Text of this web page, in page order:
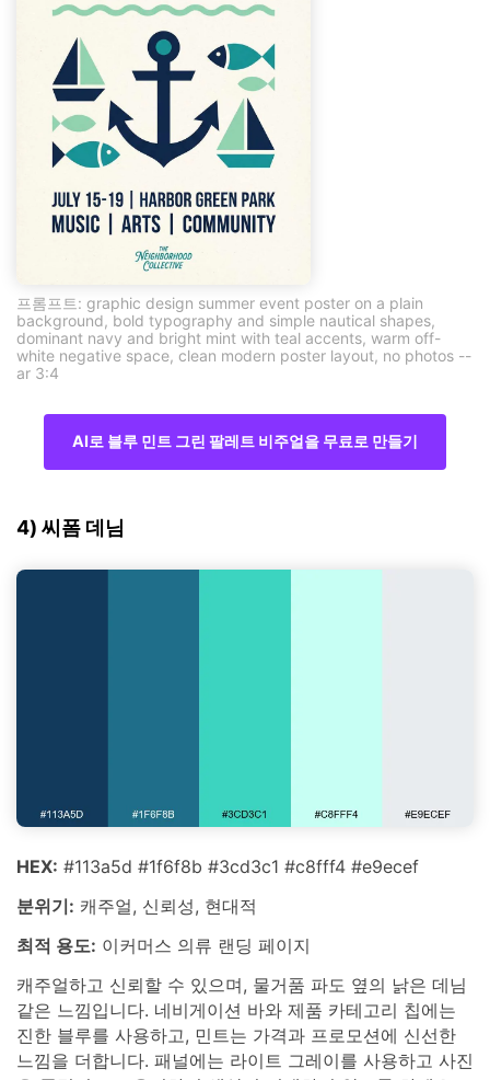
프롬프트: graphic design summer event poster on a plain
background, bold typography and simple nautical shapes,
dominant navy and bright mint with teal accents, warm off-
white negative space, clean modern poster layout, no photos --
ar 3:4
AI로 블루 민트 그린 팔레트 비주얼을 무료로 만들기
4) 씨폼 데님
HEX: #113a5d #1f6f8b #3cd3c1 #c8fff4 #e9ecef
분위기: 캐주얼, 신뢰성, 현대적
최적 용도: 이커머스 의류 랜딩 페이지
캐주얼하고 신뢰할 수 있으며, 물거품 파도 옆의 낡은 데님
같은 느낌입니다. 네비게이션 바와 제품 카테고리 칩에는
진한 블루를 사용하고, 민트는 가격과 프로모션에 신선한
느낌을 더합니다. 패널에는 라이트 그레이를 사용하고 사진